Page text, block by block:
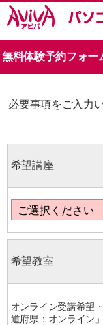
無料体験予約フォー
必要事項をご入力
希望講座
希望教室
オンライン受講希望
道府県：オンライン